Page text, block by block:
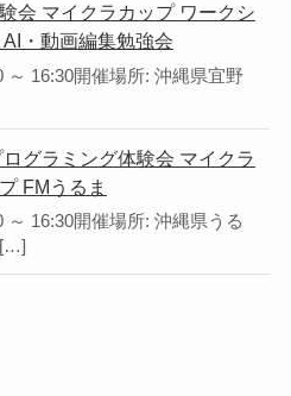
会 マイクラカップ ワークシ
・動画編集勉強会
～ 16:30開催場所: 沖縄県宜野
グラミング体験会 マイクラ
FMうるま
～ 16:30開催場所: 沖縄県うる
[…]